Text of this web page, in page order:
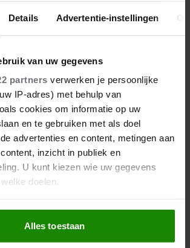
Details Advertentie-instellingen
van uw gegevens
partners verwerken je persoonlijke
IP-adres) met behulp van
cookies om informatie op uw
en te gebruiken met als doel
advertenties en content, metingen aan
inzicht in publiek en
U kunt kiezen wie uw gegevens
doelen.
willen we ook graag:
over uw geografische locatie,
meter nauwkeurig kan zijn
Alles toestaan
Mijn Geheim ligt nu in de winkel
Abonneren
Digitaal lezen
Los kopen